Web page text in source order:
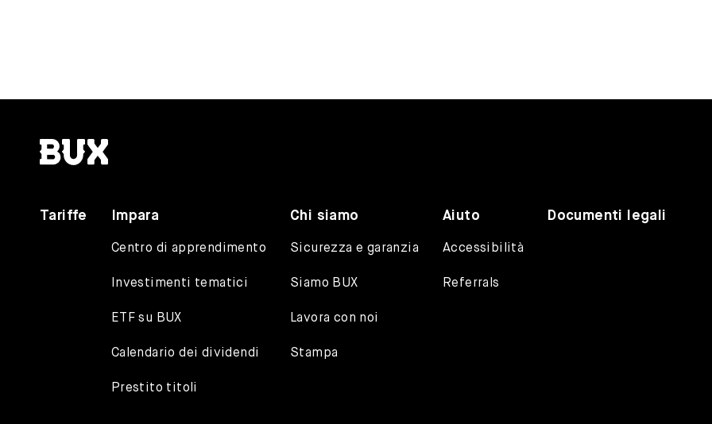
BUX | Italy
Tariffe Impara
Centro di apprendimento
Investimenti tematici
ETF su BUX
Calendario dei dividendi
Prestito titoli
Chi siamo
Sicurezza e garanzia
Siamo BUX
Lavora con noi
Stampa
Aiuto
Accessibilità
Referrals
Documenti legali